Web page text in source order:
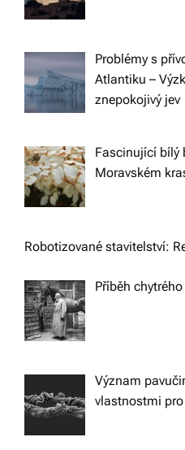
Problémy s
Atlantiku –
znepokojivý jev
Fascinující bílý
Moravském
Robotizované stavitelství:
Příběh
Význam
vlastnostmi